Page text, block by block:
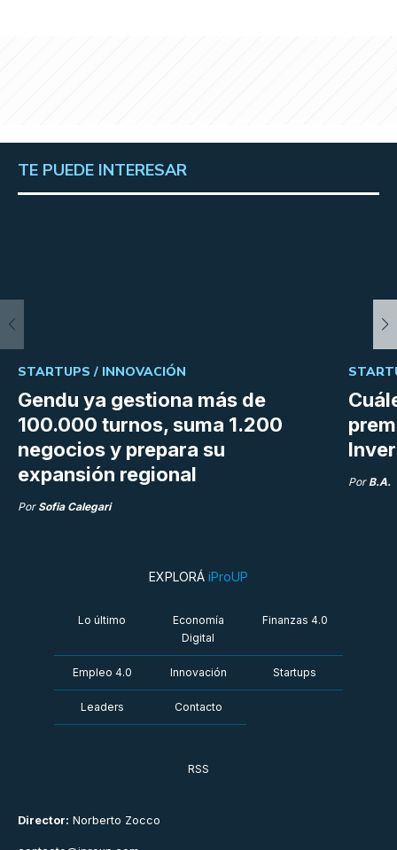
TE PUEDE INTERESAR
Gendu ya gestiona más de
100.000 turnos, suma 1.200
negocios y prepara su
expansión regional
STARTUPS / INNOVACIÓN
Por Sofia Calegari
Por B.A.
Director: Norberto Zocco
EXPLORÁ iProUP
Lo último
Economía
Digital
Finanzas 4.0
Empleo 4.0 Innovación Startups
Leaders Contacto
RSS